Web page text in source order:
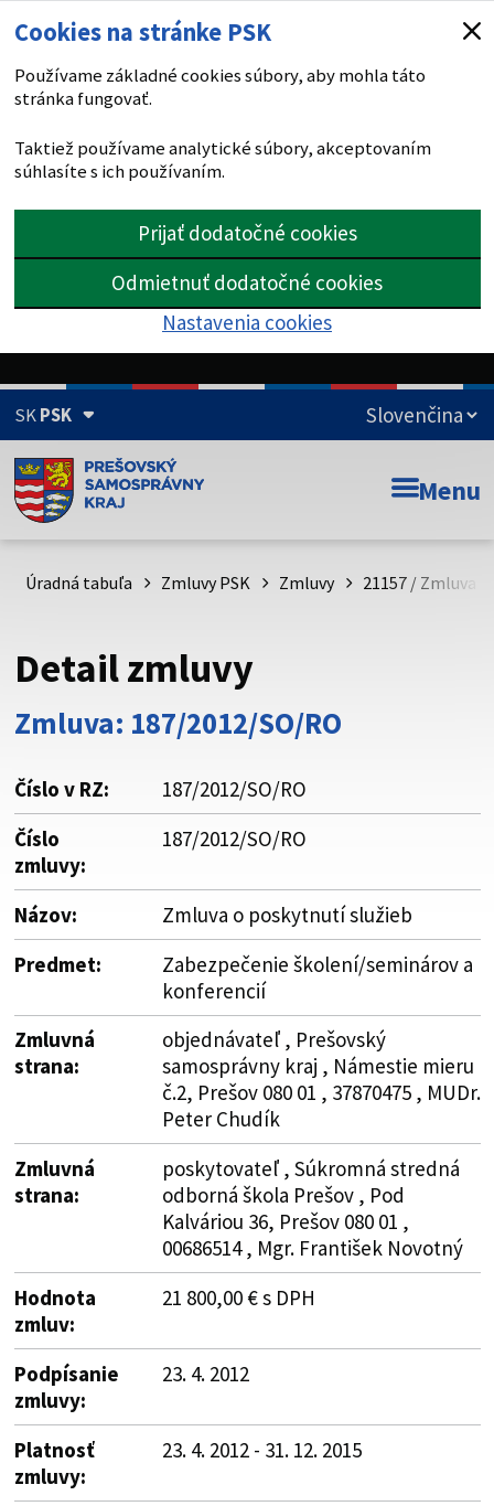
Cookies na stránke PSK
Používame základné cookies súbory, aby mohla táto
stránka fungovať.
Taktiež používame analytické súbory, akceptovaním
súhlasíte s ich používaním.
Prijať dodatočné cookies
Odmietnuť dodatočné cookies
Nastavenia cookies
SKPSK
Doména psk.sk je oficiálna
Toto je oficiálna webová stránka Prešovského
psk.sk.
Buďte pozorní a vždy sa uistite, že zdieľate informácie iba
cez zabezpečenú webovú stránku. Zabezpečená stránka
vždy začína https:// pred názvom domény webového sídla.
Menu
Úradná tabuľa Zmluvy PSK Zmluvy 21157 / Zmluva
Detail zmluvy
Zmluva: 187/2012/SO/RO
Číslo v RZ:
187/2012/SO/RO
Číslo
zmluvy:
187/2012/SO/RO
Názov:
Zmluva o poskytnutí služieb
Predmet:
Zabezpečenie školení/seminárov a
konferencií
Zmluvná
strana:
objednávateľ , Prešovský
samosprávny kraj , Námestie mieru
č.2, Prešov 080 01 , 37870475 , MUDr.
Peter Chudík
Zmluvná
strana:
poskytovateľ , Súkromná stredná
odborná škola Prešov , Pod
Kalváriou 36, Prešov 080 01 ,
00686514 , Mgr. František Novotný
Hodnota
zmluv:
21 800,00 € s DPH
Podpísanie
zmluvy:
23. 4. 2012
Platnosť
zmluvy:
23. 4. 2012 - 31. 12. 2015